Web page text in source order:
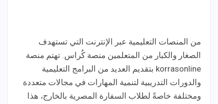
من المنصات التعليمية عبر الإنترنت التي تستهدف
الصغار والكبار من المتعلمين منصة كُراس. تهتم منصة
korrasonline بتقديم العديد من البرامج التعليمية
والدورات التدريبية لتنمية المهارات في مجالات متعددة
ومختلفة خاصةً لطلاب السفارة المصرية بالخارج، هذا